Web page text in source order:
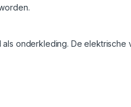
onderkleding. De elektrische